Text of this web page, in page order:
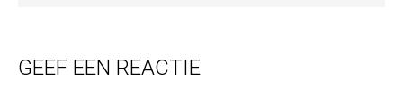
GEEF EEN REACTIE